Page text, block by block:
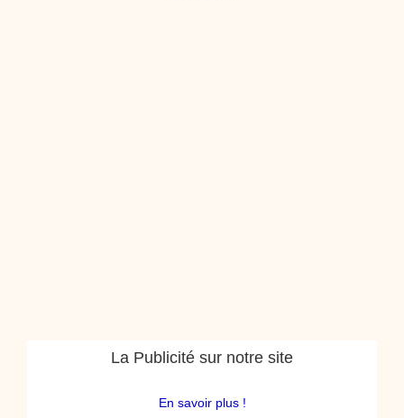
La Publicité sur notre site
En savoir plus !